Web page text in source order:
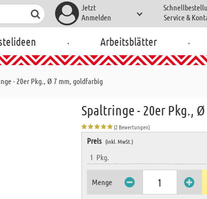
Jetzt
Anmelden
Service &
. Arbeitsblätter .
- 20er Pkg., Ø 7 mm, goldfarbig
Spaltringe - 20er Pkg.,
(2 Bewertungen)
Preis (inkl. MwSt.)
1 Pkg.
Menge